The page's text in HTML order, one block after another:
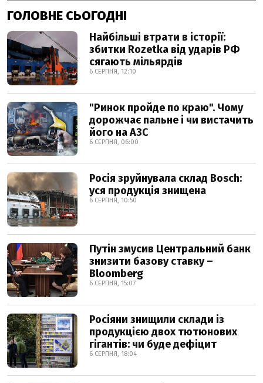
ГОЛОВНЕ СЬОГОДНІ
Найбільші втрати в історії:
збитки Rozetka від ударів РФ
сягають мільярдів
6 СЕРПНЯ, 12:10
"Ринок пройде по краю". Чому
дорожчає пальне і чи вистачить
його на АЗС
6 СЕРПНЯ, 06:00
Росія зруйнувала склад Bosch:
уся продукція знищена
6 СЕРПНЯ, 10:50
Путін змусив Центральний банк
знизити базову ставку –
Bloomberg
6 СЕРПНЯ, 15:07
Росіяни знищили склади із
продукцією двох тютюнових
гігантів: чи буде дефіцит
6 СЕРПНЯ, 18:04